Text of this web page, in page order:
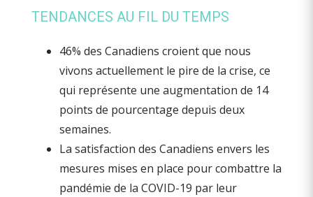
TENDANCES AU FIL DU TEMPS
46% des Canadiens croient que nous
vivons actuellement le pire de la crise, ce
qui représente une augmentation de 14
points de pourcentage depuis deux
semaines.
La satisfaction des Canadiens envers les
mesures mises en place pour combattre la
pandémie de la COVID-19 par leur